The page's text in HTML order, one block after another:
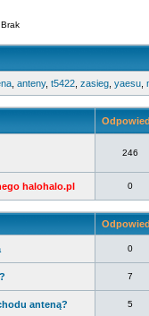
anteny, t5422 zasieg yaesu
246
halohalo.pl 0
0
7
anteną? 5